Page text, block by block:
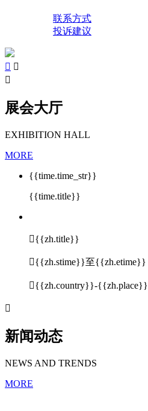
联系方式
投诉建议
 

展会大厅
EXHIBITION HALL
MORE
{{time.time_str}}
{{time.title}}
{{zh.title}}
{{zh.stime}}至{{zh.etime}}
{{zh.country}}-{{zh.place}}

新闻动态
NEWS AND TRENDS
MORE